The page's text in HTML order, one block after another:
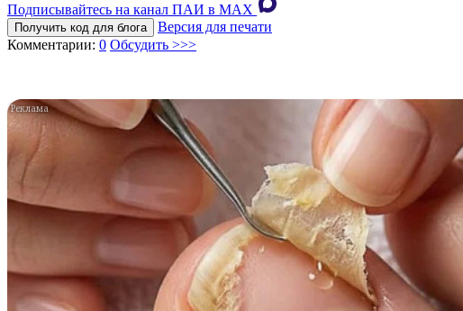
Подписывайтесь на канал ПАИ в MAХ
Получить код для блога
Версия для печати
Комментарии: 0 Обсудить >>>